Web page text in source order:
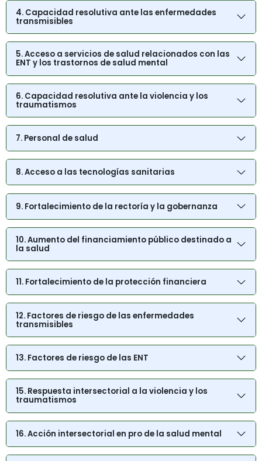
4. Capacidad resolutiva ante las enfermedades
transmisibles
5. Acceso a servicios de salud relacionados con las
ENT y los trastornos de salud mental
6. Capacidad resolutiva ante la violencia y los
traumatismos
7. Personal de salud
8. Acceso a las tecnologías sanitarias
9. Fortalecimiento de la rectoría y la gobernanza
10. Aumento del financiamiento público destinado a
la salud
11. Fortalecimiento de la protección financiera
12. Factores de riesgo de las enfermedades
transmisibles
13. Factores de riesgo de las ENT
15. Respuesta intersectorial a la violencia y los
traumatismos
16. Acción intersectorial en pro de la salud mental